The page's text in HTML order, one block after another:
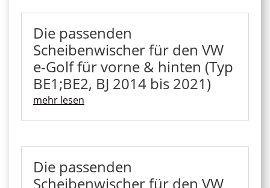
Die passenden
Scheibenwischer für den VW
e-Golf für vorne & hinten (Typ
BE1;BE2, BJ 2014 bis 2021)
mehr lesen
Die passenden
Scheibenwischer für den VW